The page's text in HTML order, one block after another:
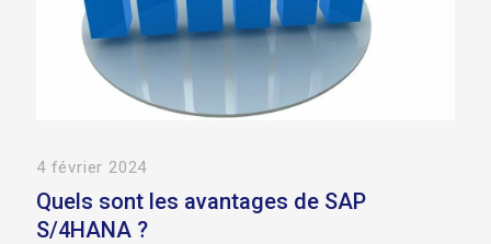
4 février 2024
Quels sont les avantages de SAP
S/4HANA ?